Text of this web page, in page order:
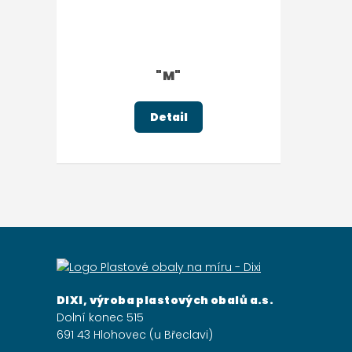
"M"
Detail
DIXI, výroba plastových obalů a.s.
Dolní konec 515
691 43 Hlohovec (u Břeclavi)